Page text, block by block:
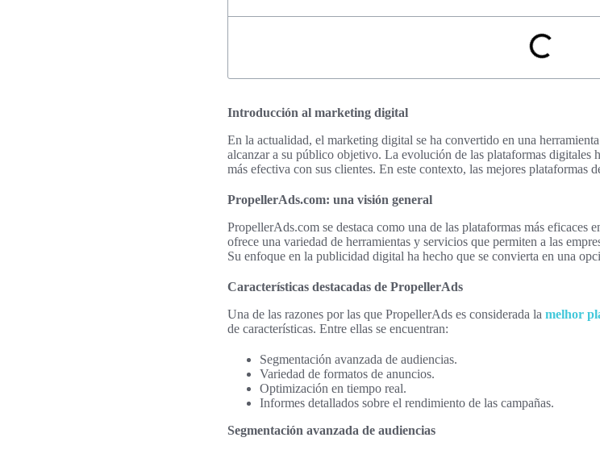
Introducción al marketing digital
En la actualidad, el marketing digital se ha convertido en una
alcanzar a su público objetivo. La evolución de las plataformas digitales
más efectiva con sus clientes. En este contexto, las mejores plataformas
PropellerAds.com: una visión general
PropellerAds.com se destaca como una de las plataformas más eficaces
ofrece una variedad de herramientas y servicios que permiten a las
Su enfoque en la publicidad digital ha hecho que se convierta en una
Características destacadas de PropellerAds
Una de las razones por las que PropellerAds es considerada la melhor
de características. Entre ellas se encuentran:
Segmentación avanzada de audiencias.
Variedad de formatos de anuncios.
Optimización en tiempo real.
Informes detallados sobre el rendimiento de las campañas.
Segmentación avanzada de audiencias